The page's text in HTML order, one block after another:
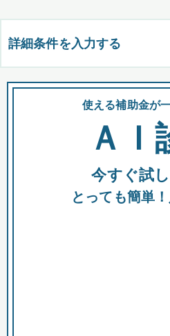
詳細条件を入力する
都道府県
全国の検索結果を含めて
助成金 融資
使える補助金が
ＡＩ
今すぐ試
とっても簡単